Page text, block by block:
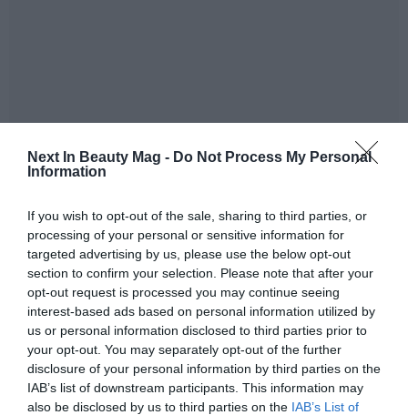
Next In Beauty Mag - Do Not Process My Personal
Information
If you wish to opt-out of the sale, sharing to third parties, or
processing of your personal or sensitive information for
targeted advertising by us, please use the below opt-out
section to confirm your selection. Please note that after your
opt-out request is processed you may continue seeing
interest-based ads based on personal information utilized by
us or personal information disclosed to third parties prior to
your opt-out. You may separately opt-out of the further
disclosure of your personal information by third parties on the
IAB’s list of downstream participants. This information may
also be disclosed by us to third parties on the IAB’s List of
y 100mg de vitamina C. El ingrediente BioCell Collagen
II® es un complejo que combina colágeno hidrolizado
tipo II fácilmente absorbible, ácido hialurónico y sulfato
de condroitina, elementos presentes de forma natural
en la piel.
Este producto también incluye vitamina C, que ayuda
en la formación de colágeno y ofrece protección celular
frente al daño oxidativo.